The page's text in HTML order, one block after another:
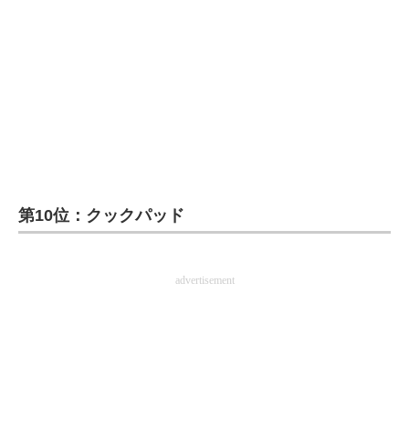
電子設計の基本と応用
建設×テクノロジーの最前線
第10位：クックパッド
advertisement